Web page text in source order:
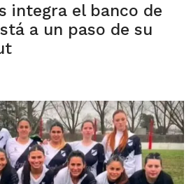
integra el banco de
a un paso de su